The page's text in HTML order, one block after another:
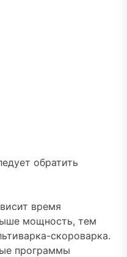
обратить
время
мощность, тем
скороварка.
программы